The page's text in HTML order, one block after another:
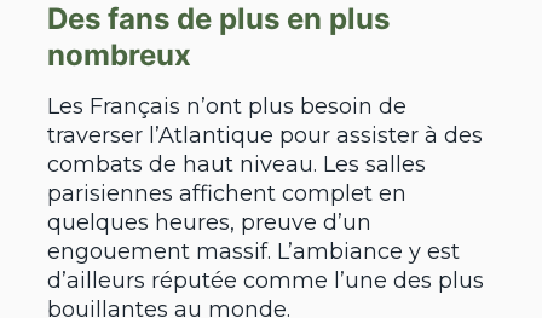
Des fans de plus en plus
nombreux
Les Français n’ont plus besoin de
traverser l’Atlantique pour assister à des
combats de haut niveau. Les salles
parisiennes affichent complet en
quelques heures, preuve d’un
engouement massif. L’ambiance y est
d’ailleurs réputée comme l’une des plus
bouillantes au monde.